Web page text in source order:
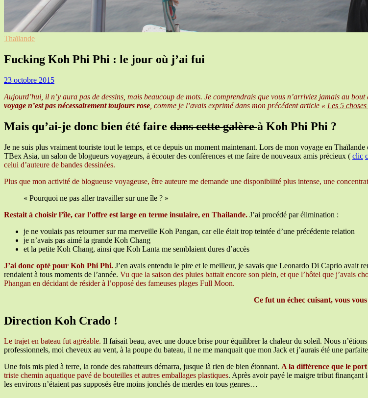
Thaïlande
Fucking Koh Phi Phi : le jour où j’ai fui
23 octobre 2015
Aujourd’hui, il n’y aura pas de dessins, mais beaucoup de mots. Je comprendrais que vous n’arriviez jamais au bout
voyage n’est pas nécessairement toujours rose , comme je l’avais exprimé dans mon précédent article « Les 5
Mais qu’ai-je donc bien été faire dans cette galèreà Koh Phi Phi ?
Je ne suis plus vraiment touriste tout le temps, et ce depuis un moment maintenant. Lors de mon voyage en
TBex Asia, un salon de blogueurs voyageurs, à écouter des conférences et me faire de nouveaux amis précieux ( clic
celui d’auteure de bandes dessinées.
Plus que mon activité de blogueuse voyageuse, être auteure me demande une disponibilité plus intense, une
« Pourquoi ne pas aller travailler sur une île ? »
Restait à choisir l’île, car l’offre est large en terme insulaire, en Thailande. J’ai procédé par élimination :
je ne voulais pas retourner sur ma merveille Koh Pangan, car elle était trop teintée d’une précédente relation
je n’avais pas aimé la grande Koh Chang
et la petite Koh Chang, ainsi que Koh Lanta me semblaient dures d’accès
J’ai donc opté pour Koh Phi Phi. J’en avais entendu le pire et le meilleur, je savais que Leonardo Di Caprio avait
rendaient à tous moments de l’année. Vu que la saison des pluies battait encore son plein, et que l’hôtel que j’avais
Phangan en décidant de résider à l’opposé des fameuses plages Full Moon.
Ce fut un échec cuisant, vous
Direction Koh Crado !
Le trajet en bateau fut agréable. Il faisait beau, avec une douce brise pour équilibrer la chaleur du soleil. Nous
professionnels, moi cheveux au vent, à la poupe du bateau, il ne me manquait que mon Jack et j’aurais été une
Une fois mis pied à terre, la ronde des rabatteurs démarra, jusque là rien de bien étonnant. A la différence que le
triste chemin aquatique pavé de bouteilles et autres emballages plastiques. Après avoir payé le maigre tribut finançant
les environs n’étaient pas supposés être moins jonchés de merdes en tous genres…